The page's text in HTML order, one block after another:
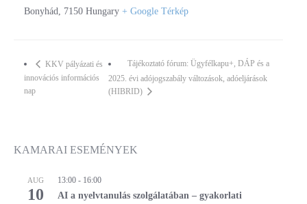
Bonyhád, 7150 Hungary + Google Térkép
KKV pályázati és
innovációs információs
nap
Tájékoztató fórum: Ügyfélkapu+, DÁP és a
2025. évi adójogszabály változások, adóeljárások
(HIBRID)
KAMARAI ESEMÉNYEK
AUG
10
13:00 - 16:00
AI a nyelvtanulás szolgálatában – gyakorlati